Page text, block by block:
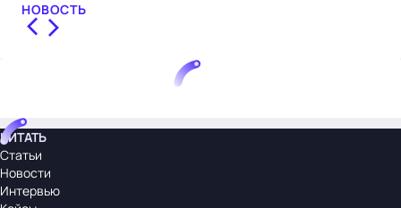
НОВОСТЬ
ЧИТАТЬ
Статьи
Новости
Интервью